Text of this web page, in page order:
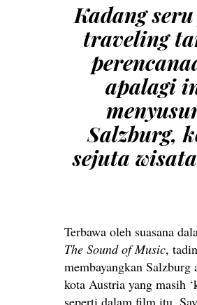
Kadang
traveling
apalagi
Salzburg,
sejuta
Terbawa oleh suasana
The Sound of Music,
membayangkan Salzburg
kota Austria yang masih